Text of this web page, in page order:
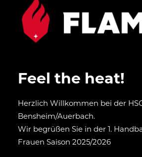
Feel the heat!
Herzlich Willkommen bei der
Bensheim/Auerbach.
Wir begrüßen Sie in der 1.
Frauen Saison 2025/2026